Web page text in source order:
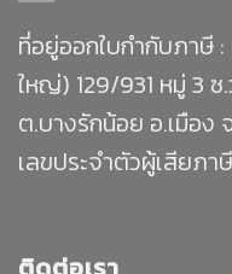
ที่อยู่ออกใบกำกับภาษี
ใหญ่) 129/931 หมู่ 3
ต.บางรักน้อย อ.เมือง
เลขประจำตัวผู้เสียภ